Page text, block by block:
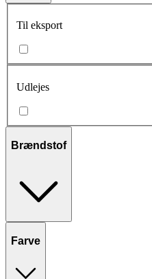
Til eksport
Udlejes
Brændstof
Farve